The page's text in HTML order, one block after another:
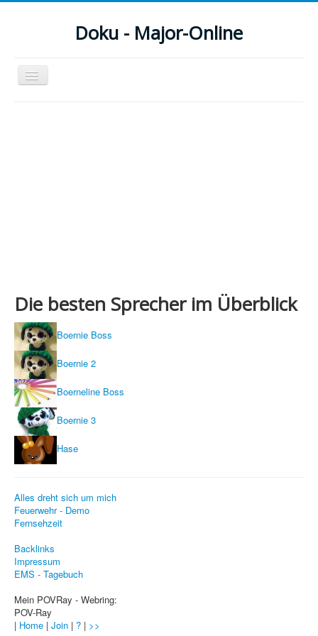
Doku - Major-Online
Navigation
an/aus
JavaScript
Sicherheit
PovRay +
Home
PovRay
PHP
Webdesign
Grafik
Sicherheit
Home
Die besten Sprecher im Überblick
Boernie Boss
Boernie 2
Boerneline Boss
Boernie 3
Hase
Alles dreht sich um mich
Feuerwehr - Demo
Fernsehzeit
Backlinks
Impressum
EMS - Tagebuch
Mein POVRay - Webring:
POV-Ray
| Home | Join | ? | >>